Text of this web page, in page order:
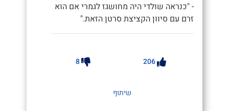
- "כנראה שולדי היה מחושגז לגמרי אם הוא
זרם עם סיוון הקציצת סרטן הזאת."
206
8
שיתוף